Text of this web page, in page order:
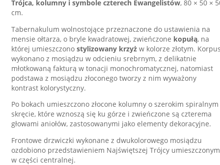
Trójca, kolumny i symbole czterech Ewangelistów, 80 × 50 ×
cm.
Tabernakulum wolnostojące przeznaczone do ustawienia na
mensie ołtarza, o bryle kwadratowej, zwieńczone kopułą, na
której umieszczono stylizowany krzyż w kolorze złotym.
wykonano z mosiądzu w odcieniu srebrnym, z delikatnie
młotkowaną fakturą w tonacji monochromatycznej, natomiast
podstawa z mosiądzu złoconego tworzy z nim wyważony
kontrast kolorystyczny.
Po bokach umieszczono złocone kolumny o szerokim spiralnym
skręcie, które wznoszą się ku górze i zwieńczone są czterema
głowami aniołów, zastosowanymi jako elementy dekoracyjne.
Frontowe drzwiczki wykonane z dwukolorowego mosiądzu
ozdobiono przedstawieniem Najświętszej Trójcy umieszczonym
w części centralnej.